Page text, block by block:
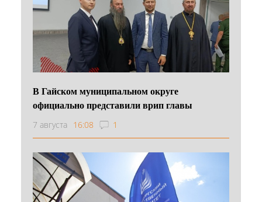
В Гайском муниципальном округе
официально представили врип главы
7 августа 16:08 1